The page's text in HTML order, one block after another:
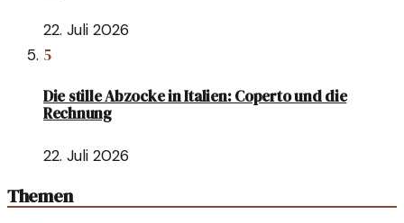
22. Juli 2026
5
Die stille Abzocke in Italien: Coperto und die
Rechnung
22. Juli 2026
Themen